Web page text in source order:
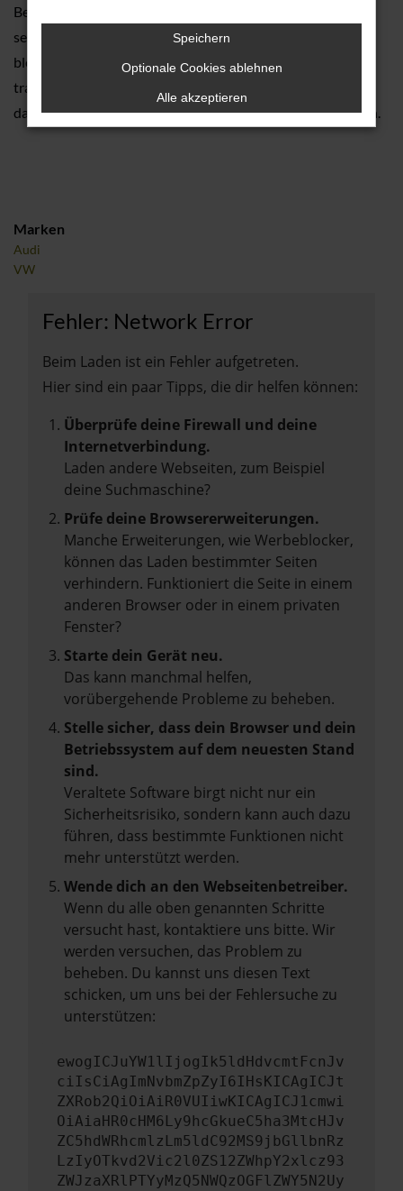
Besuchen Sie Autohaus Tauwald GmbH und erleben Sie
selbst, warum unsere Kunden uns seit Generationen treu
bleiben. Wir freuen uns darauf, Sie in unserem
traditionsreichen Autohaus begrüßen zu dürfen und Ihnen
dabei zu helfen, Ihren perfekten VW Jahreswagen zu finden.
Marken
Audi
VW
Fehler: Network Error
Beim Laden ist ein Fehler aufgetreten.
Hier sind ein paar Tipps, die dir helfen können:
Überprüfe deine Firewall und deine
Internetverbindung.
Laden andere Webseiten, zum Beispiel
deine Suchmaschine?
Prüfe deine Browsererweiterungen.
Manche Erweiterungen, wie Werbeblocker,
können das Laden bestimmter Seiten
verhindern. Funktioniert die Seite in einem
anderen Browser oder in einem privaten
Fenster?
Starte dein Gerät neu.
Das kann manchmal helfen,
vorübergehende Probleme zu beheben.
Stelle sicher, dass dein Browser und dein
Betriebssystem auf dem neuesten Stand
sind.
Veraltete Software birgt nicht nur ein
Sicherheitsrisiko, sondern kann auch dazu
führen, dass bestimmte Funktionen nicht
mehr unterstützt werden.
Wende dich an den Webseitenbetreiber.
Wenn du alle oben genannten Schritte
versucht hast, kontaktiere uns bitte. Wir
werden versuchen, das Problem zu
beheben. Du kannst uns diesen Text
schicken, um uns bei der Fehlersuche zu
unterstützen:
ewogICJuYW1lIjogIk5ldHdvcmtFcnJv
ciIsCiAgImNvbmZpZyI6IHsKICAgICJt
ZXRob2QiOiAiR0VUIiwKICAgICJ1cmwi
OiAiaHR0cHM6Ly9hcGkueC5ha3MtcHJv
ZC5hdWRhcmlzLm5ldC92MS9jbGllbnRz
LzIyOTkvd2Vic2l0ZS12ZWhpY2xlcz93
ZWJzaXRlPTYyMzQ5NWQzOGFlZWY5N2Uy
Speichern
Optionale Cookies ablehnen
Alle akzeptieren